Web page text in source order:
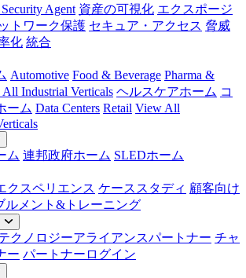
Agent 資産の可視化 エクスポージ
トワーク保護 セキュア・アクセス 脅威
化 統合
Automotive Food & Beverage Pharma &
Industrial Verticals ヘルスケアホーム コ
ーム Data Centers Retail View All
ム 連邦政府ホーム SLEDホーム
クスペリエンス ケーススタディ 顧客向け
ルメント&トレーニング
クノロジーアライアンスパートナー チャ
ー パートナーログイン